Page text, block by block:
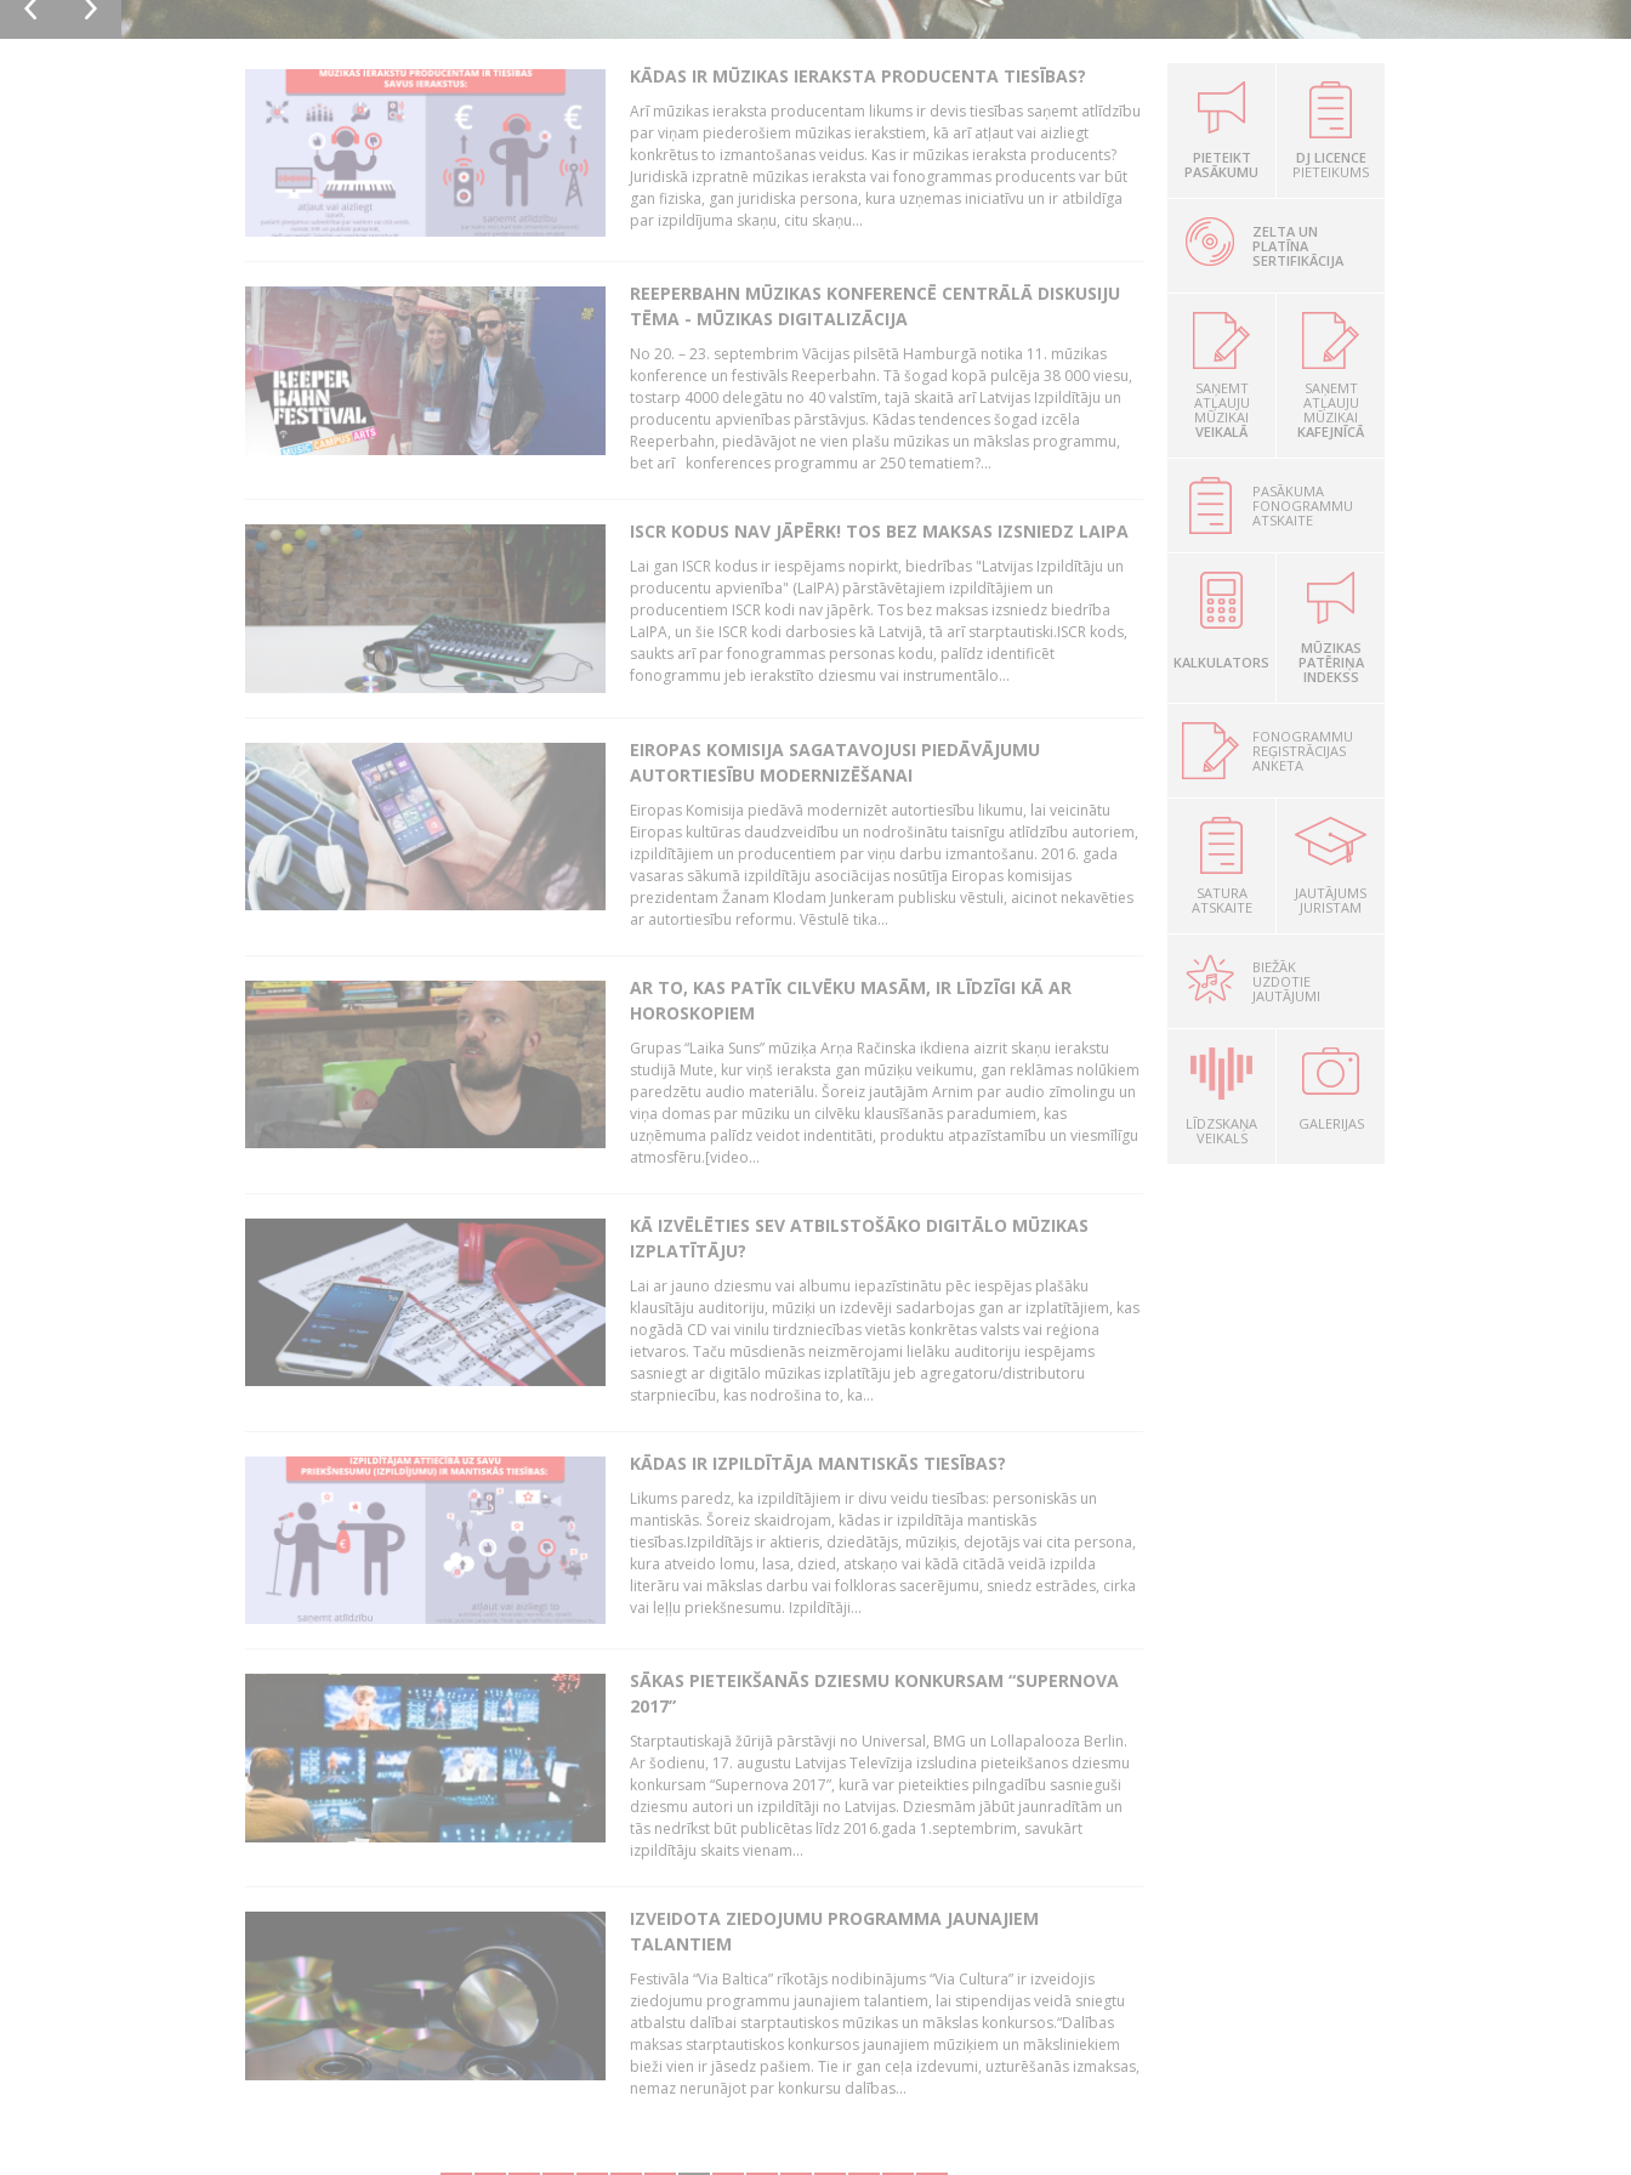
KĀDAS IR MŪZIKAS IERAKSTA PRODUCENTA TIESĪBAS?
Arī mūzikas ieraksta producentam likums ir devis tiesības saņemt atlīdzību
par viņam piederošiem mūzikas ierakstiem, kā arī atļaut vai aizliegt
konkrētus to izmantošanas veidus. Kas ir mūzikas ieraksta producents?
Juridiskā izpratnē mūzikas ieraksta vai fonogrammas producents var būt
gan fiziska, gan juridiska persona, kura uzņemas iniciatīvu un ir atbildīga
par izpildījuma skaņu, citu skaņu...
REEPERBAHN MŪZIKAS KONFERENCĒ CENTRĀLĀ DISKUSIJU
TĒMA - MŪZIKAS DIGITALIZĀCIJA
No 20. – 23. septembrim Vācijas pilsētā Hamburgā notika 11. mūzikas
konference un festivāls Reeperbahn. Tā šogad kopā pulcēja 38 000 viesu,
tostarp 4000 delegātu no 40 valstīm, tajā skaitā arī Latvijas Izpildītāju un
producentu apvienības pārstāvjus. Kādas tendences šogad izcēla
Reeperbahn, piedāvājot ne vien plašu mūzikas un mākslas programmu,
bet arī konferences programmu ar 250 tematiem?...
ISCR KODUS NAV JĀPĒRK! TOS BEZ MAKSAS IZSNIEDZ LAIPA
Lai gan ISCR kodus ir iespējams nopirkt, biedrības "Latvijas Izpildītāju un
producentu apvienība" (LaIPA) pārstāvētajiem izpildītājiem un
producentiem ISCR kodi nav jāpērk. Tos bez maksas izsniedz biedrība
LaIPA, un šie ISCR kodi darbosies kā Latvijā, tā arī starptautiski.ISCR kods,
saukts arī par fonogrammas personas kodu, palīdz identificēt
fonogrammu jeb ierakstīto dziesmu vai instrumentālo...
EIROPAS KOMISIJA SAGATAVOJUSI PIEDĀVĀJUMU
AUTORTIESĪBU MODERNIZĒŠANAI
Eiropas Komisija piedāvā modernizēt autortiesību likumu, lai veicinātu
Eiropas kultūras daudzveidību un nodrošinātu taisnīgu atlīdzību autoriem,
izpildītājiem un producentiem par viņu darbu izmantošanu. 2016. gada
vasaras sākumā izpildītāju asociācijas nosūtīja Eiropas komisijas
prezidentam Žanam Klodam Junkeram publisku vēstuli, aicinot nekavēties
ar autortiesību reformu. Vēstulē tika...
AR TO, KAS PATĪK CILVĒKU MASĀM, IR LĪDZĪGI KĀ AR
HOROSKOPIEM
Grupas “Laika Suns” mūziķa Arņa Račinska ikdiena aizrit skaņu ierakstu
studijā Mute, kur viņš ieraksta gan mūziķu veikumu, gan reklāmas nolūkiem
paredzētu audio materiālu. Šoreiz jautājām Arnim par audio zīmolingu un
viņa domas par mūziku un cilvēku klausīšanās paradumiem, kas
uzņēmuma palīdz veidot indentitāti, produktu atpazīstamību un viesmīlīgu
atmosfēru.[video...
KĀ IZVĒLĒTIES SEV ATBILSTOŠĀKO DIGITĀLO MŪZIKAS
IZPLATĪTĀJU?
Lai ar jauno dziesmu vai albumu iepazīstinātu pēc iespējas plašāku
klausītāju auditoriju, mūziķi un izdevēji sadarbojas gan ar izplatītājiem, kas
nogādā CD vai vinilu tirdzniecības vietās konkrētas valsts vai reģiona
ietvaros. Taču mūsdienās neizmērojami lielāku auditoriju iespējams
sasniegt ar digitālo mūzikas izplatītāju jeb agregatoru/distributoru
starpniecību, kas nodrošina to, ka...
KĀDAS IR IZPILDĪTĀJA MANTISKĀS TIESĪBAS?
Likums paredz, ka izpildītājiem ir divu veidu tiesības: personiskās un
mantiskās. Šoreiz skaidrojam, kādas ir izpildītāja mantiskās
tiesības.Izpildītājs ir aktieris, dziedātājs, mūziķis, dejotājs vai cita persona,
kura atveido lomu, lasa, dzied, atskaņo vai kādā citādā veidā izpilda
literāru vai mākslas darbu vai folkloras sacerējumu, sniedz estrādes, cirka
vai leļļu priekšnesumu. Izpildītāji...
SĀKAS PIETEIKŠANĀS DZIESMU KONKURSAM “SUPERNOVA
2017”
Starptautiskajā žūrijā pārstāvji no Universal, BMG un Lollapalooza Berlin.
Ar šodienu, 17. augustu Latvijas Televīzija izsludina pieteikšanos dziesmu
konkursam “Supernova 2017”, kurā var pieteikties pilngadību sasnieguši
dziesmu autori un izpildītāji no Latvijas. Dziesmām jābūt jaunradītām un
tās nedrīkst būt publicētas līdz 2016.gada 1.septembrim, savukārt
izpildītāju skaits vienam...
IZVEIDOTA ZIEDOJUMU PROGRAMMA JAUNAJIEM
TALANTIEM
Festivāla “Via Baltica” rīkotājs nodibinājums “Via Cultura” ir izveidojis
ziedojumu programmu jaunajiem talantiem, lai stipendijas veidā sniegtu
atbalstu dalībai starptautiskos mūzikas un mākslas konkursos.“Dalības
maksas starptautiskos konkursos jaunajiem mūziķiem un māksliniekiem
bieži vien ir jāsedz pašiem. Tie ir gan ceļa izdevumi, uzturēšanās izmaksas,
nemaz nerunājot par konkursu dalības...
PIETEIKT
PASĀKUMU
DJ LICENCE
PIETEIKUMS
ZELTA UN
PLATĪNA
SERTIFIKĀCIJA
SAŅEMT
ATĻAUJU
MŪZIKAI
VEIKALĀ
SAŅEMT
ATĻAUJU
MŪZIKAI
KAFEJNĪCĀ
PASĀKUMA
FONOGRAMMU
ATSKAITE
KALKULATORS
MŪZIKAS
PATĒRIŅA
INDEKSS
FONOGRAMMU
REĢISTRĀCIJAS
ANKETA
SATURA
ATSKAITE
JAUTĀJUMS
JURISTAM
BIEŽĀK
UZDOTIE
JAUTĀJUMI
LĪDZSKAŅA
VEIKALS
GALERIJAS